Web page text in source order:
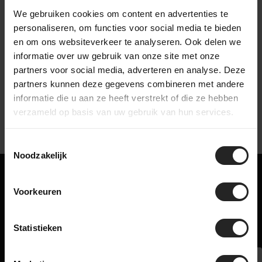
We gebruiken cookies om content en advertenties te
personaliseren, om functies voor social media te bieden
en om ons websiteverkeer te analyseren. Ook delen we
informatie over uw gebruik van onze site met onze
partners voor social media, adverteren en analyse. Deze
partners kunnen deze gegevens combineren met andere
informatie die u aan ze heeft verstrekt of die ze hebben
verzameld op basis van uw gebruik van hun services.
Noodzakelijk
Voorkeuren
Statistieken
bekijk onze bedrijfsvideo